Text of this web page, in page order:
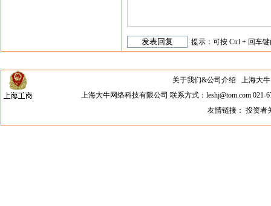
提示：可按 Ctrl + 回车
关于我们&公司介绍 上海大牛
上海大牛网络科技有限公司 联系方式：leshj@tom.com
友情链接：投资者